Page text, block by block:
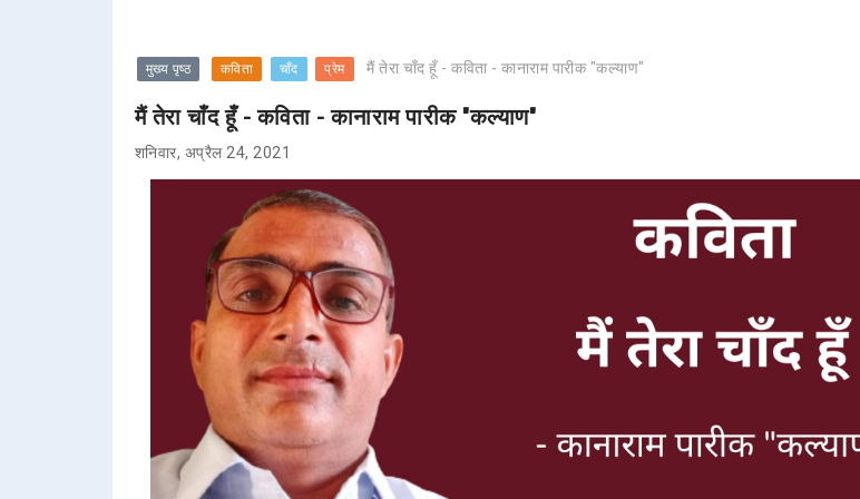
मुख्य पृष्ठ कविता चाँद प्रेम मैं तेरा चाँद हूँ - कविता - कानाराम पारीक "कल्याण"
मैं तेरा चाँद हूँ - कविता - कानाराम पारीक "कल्याण"
शनिवार, अप्रैल 24, 2021